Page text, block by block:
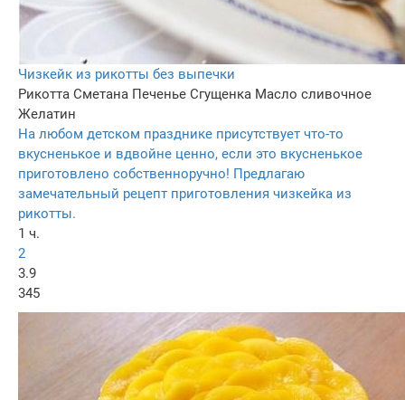
Чизкейк из рикотты без выпечки
Рикотта Сметана Печенье Сгущенка Масло сливочное
Желатин
На любом детском празднике присутствует что-то
вкусненькое и вдвойне ценно, если это вкусненькое
приготовлено собственноручно! Предлагаю
замечательный рецепт приготовления чизкейка из
рикотты.
1 ч.
2
3.9
345